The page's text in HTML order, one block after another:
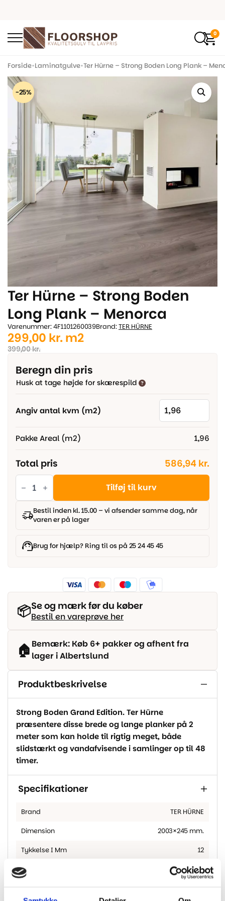
0
Forside•Laminatgulve•Ter Hürne – Strong Boden Long Plank –
-25%
Ter Hürne – Strong Boden
Long Plank – Menorca
Varenummer: 4F1101260039Brand:TER HÜRNE
399,00kr.
Den
oprindelige
pris
var:
299,00 kr.
Den
aktuelle
pris
er:
m2
Beregn din pris
Husk at tage højde for skærespild
Angiv antal kvm (m2)
Pakke Areal (m2) 1,96
Total pris 586,94 kr.
Ter
Hürne
Strong
Boden
Long
Plank
antal
Tilføj til kurv
Bestil inden kl. 15.00 – vi afsender samme dag, når
varen er på lager
Brug for hjælp? Ring til os på 25 24 45 45
📦Se og mærk før du køber
Bestil en vareprøve her
🏠 Bemærk: Køb 6+ pakker og afhent fra
lager i Albertslund
Produktbeskrivelse
Strong Boden Grand Edition. Ter Hürne
præsentere disse brede og lange planker på 2
meter som kan holde til rigtig meget, både
slidstærkt og vandafvisende i samlinger op til 48
timer.
Specifikationer
Brand TER HÜRNE
Dimension 2003×245 mm.
Tykkelse I Mm 12
Overflade Mat og med struktur
Fas 4-sidet fas